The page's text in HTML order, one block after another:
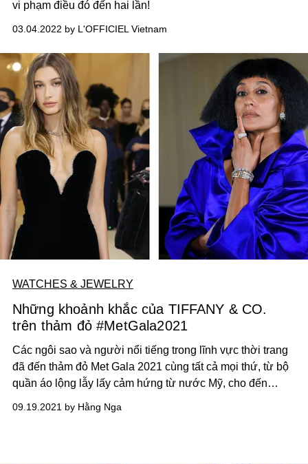
vi phạm điều đó đến hai lần!
03.04.2022 by L'OFFICIEL Vietnam
WATCHES & JEWELRY
Những khoảnh khắc của TIFFANY & CO.
trên thảm đỏ #MetGala2021
Các ngôi sao và người nổi tiếng trong lĩnh vực thời trang
đã đến thảm đỏ Met Gala 2021 cùng tất cả mọi thứ, từ bộ
quần áo lộng lẫy lấy cảm hứng từ nước Mỹ, cho đến
những phụ kiện tinh xảo nhất từ ngôi nhà trang sức
TIFFANY & CO.
09.19.2021 by Hằng Nga